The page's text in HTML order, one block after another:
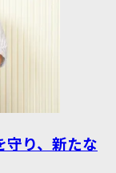
守り、新たな